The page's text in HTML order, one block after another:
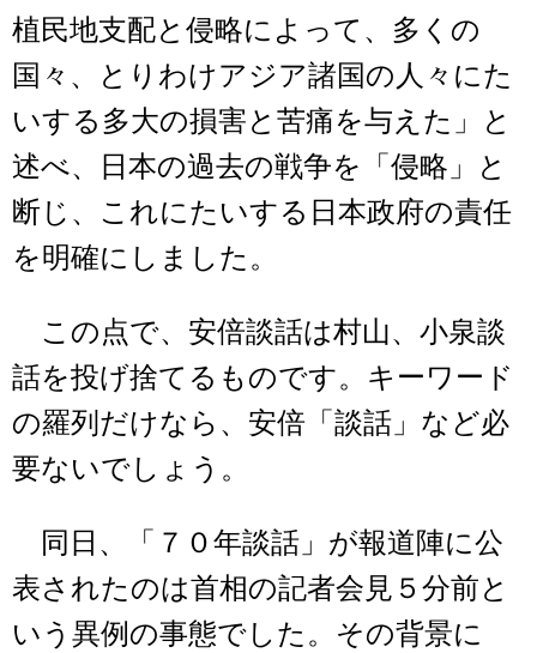
植民地支配と侵略によって、多くの
国々、とりわけアジア諸国の人々にた
いする多大の損害と苦痛を与えた」と
述べ、日本の過去の戦争を「侵略」と
断じ、これにたいする日本政府の責任
を明確にしました。
この点で、安倍談話は村山、小泉談
話を投げ捨てるものです。キーワード
の羅列だけなら、安倍「談話」など必
要ないでしょう。
同日、「７０年談話」が報道陣に公
表されたのは首相の記者会見５分前と
いう異例の事態でした。その背景に